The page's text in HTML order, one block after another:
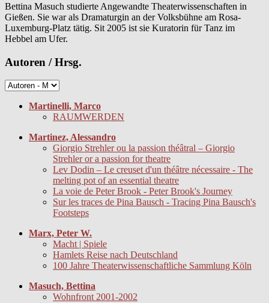
Bettina Masuch studierte Angewandte Theaterwissenschaften in
Gießen. Sie war als Dramaturgin an der Volksbühne am Rosa-
Luxemburg-Platz tätig. Sit 2005 ist sie Kuratorin für Tanz im
Hebbel am Ufer.
Autoren / Hrsg.
Martinelli, Marco
RAUMWERDEN
Martinez, Alessandro
Giorgio Strehler ou la passion théâtral – Giorgio
Strehler or a passion for theatre
Lev Dodin – Le creuset d'un théâtre nécessaire - The
melting pot of an essential theatre
La voie de Peter Brook - Peter Brook's Journey
Sur les traces de Pina Bausch - Tracing Pina Bausch's
Footsteps
Marx, Peter W.
Macht | Spiele
Hamlets Reise nach Deutschland
100 Jahre Theaterwissenschaftliche Sammlung Köln
Masuch, Bettina
Wohnfront 2001-2002